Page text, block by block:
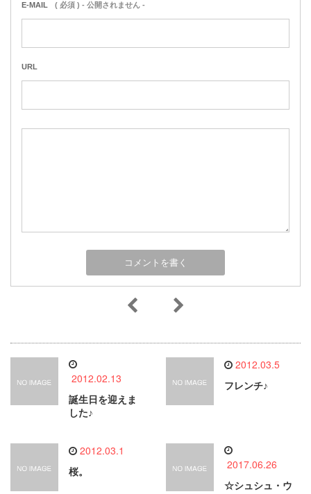
E-MAIL ( 必須 ) - 公開されません -
URL
2012.02.13
誕生日を迎えま
した♪
2012.03.5
フレンチ♪
2012.03.1
桜。
2017.06.26
☆シュシュ・ウ